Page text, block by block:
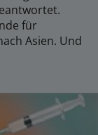
für
Asien. Und